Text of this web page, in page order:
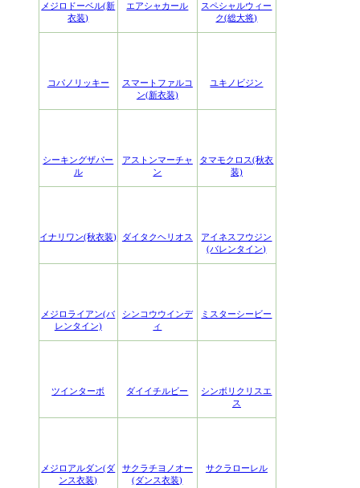
メジロドーベル(新
衣装)
エアシャカール
スペシャルウィー
ク(総大将)
コパノリッキー
スマートファルコ
ン(新衣装)
ユキノビジン
シーキングザパー
ル
アストンマーチャ
ン
タマモクロス(秋衣
装)
イナリワン(秋衣装) ダイタクヘリオス
アイネスフウジン
(バレンタイン)
メジロライアン(バ
レンタイン)
シンコウウインデ
ィ
ミスターシービー
ツインターボ ダイイチルビー
シンボリクリスエ
ス
メジロアルダン(ダ
ンス衣装)
サクラチヨノオー
(ダンス衣装)
サクラローレル